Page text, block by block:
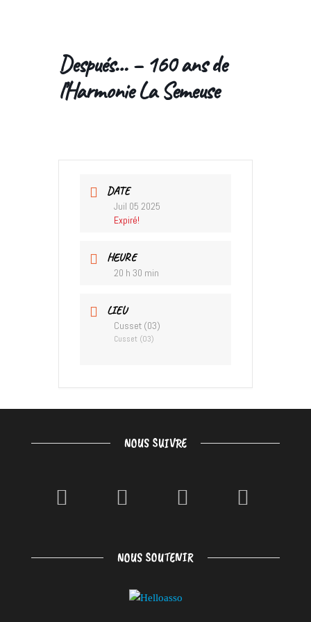
Después… – 160 ans de
l’Harmonie La Semeuse
DATE
Juil 05 2025
Expiré!
HEURE
20 h 30 min
LIEU
Cusset (03)
Cusset (03)
NOUS SUIVRE
NOUS SOUTENIR